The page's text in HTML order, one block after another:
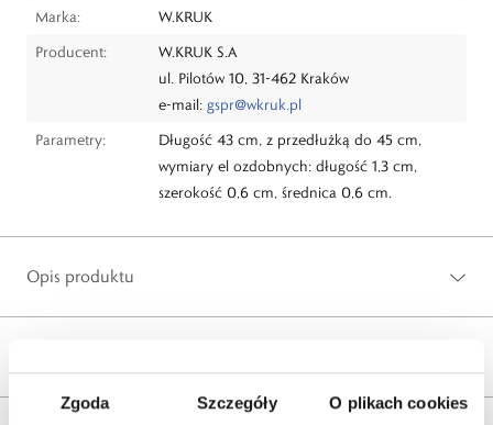
Zgoda Szczegóły O plikach cookies
Marka:
W.KRUK
Producent:
W.KRUK S.A
ul. Pilotów 10, 31-462 Kraków
e-mail: gspr@wkruk.pl
Parametry:
Długość 43 cm, z przedłużką do 45 cm,
wymiary el ozdobnych: długość 1,3 cm,
szerokość 0,6 cm, średnica 0,6 cm.
Opis produktu